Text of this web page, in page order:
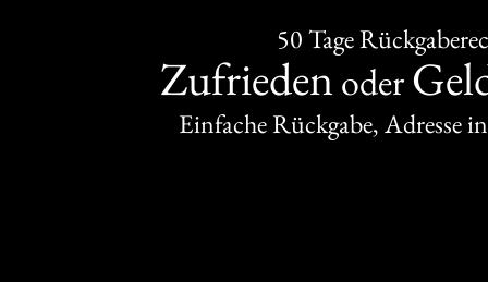
50 Tage
Zufrieden oder
Einfache Rückgabe, Adresse